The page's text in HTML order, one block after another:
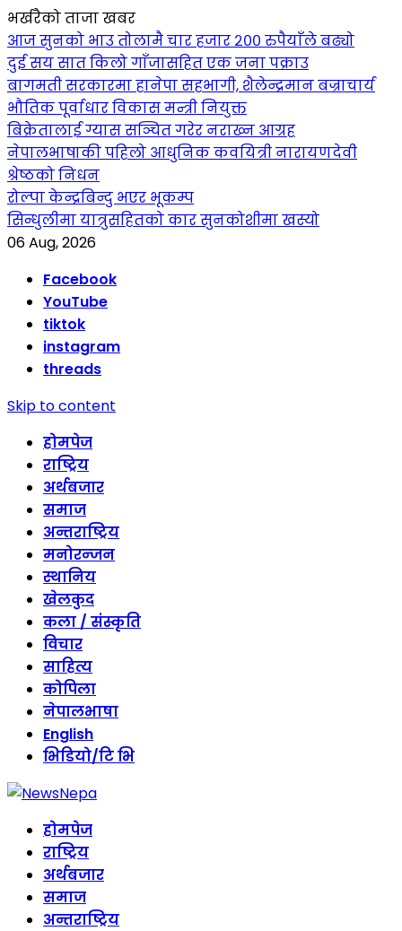
भर्खरैको ताजा खबर
आज सुनको भाउ तोलामै चार हजार २०० रुपैयाँले बढ्यो
दुई सय सात किलो गाँजासहित एक जना पक्राउ
बागमती सरकारमा हानेपा सहभागी, शैलेन्द्रमान बज्राचार्य
भौतिक पूर्वाधार विकास मन्त्री नियुक्त
बिक्रेतालाई ग्यास सञ्चित गरेर नराख्न आग्रह
नेपालभाषाकी पहिलो आधुनिक कवयित्री नारायणदेवी
श्रेष्ठको निधन
रोल्पा केन्द्रबिन्दु भएर भूकम्प
सिन्धुलीमा यात्रुसहितको कार सुनकोशीमा खस्यो
06 Aug, 2026
Facebook
YouTube
tiktok
instagram
threads
Skip to content
होमपेज
राष्ट्रिय
अर्थबजार
समाज
अन्तराष्ट्रिय
मनोरन्जन
स्थानिय
खेलकुद
कला / संस्कृति
विचार
साहित्य
कोपिला
नेपालभाषा
English
भिडियो/टि भि
होमपेज
राष्ट्रिय
अर्थबजार
समाज
अन्तराष्ट्रिय